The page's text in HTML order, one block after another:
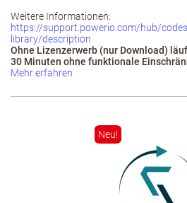
Weitere Informationen:
https://support.powerio.com/hub/
library/description
Ohne Lizenzerwerb (nur Download)
30 Minuten ohne funktionale
Mehr erfahren
Neu!